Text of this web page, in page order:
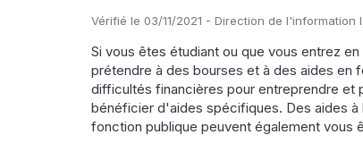
Vérifié le 03/11/2021 - Direction de
Si vous êtes étudiant ou que vous entrez
prétendre à des bourses et à des aides en
difficultés financières pour entreprendre et
bénéficier d'aides spécifiques. Des aides à
fonction publique peuvent également vous